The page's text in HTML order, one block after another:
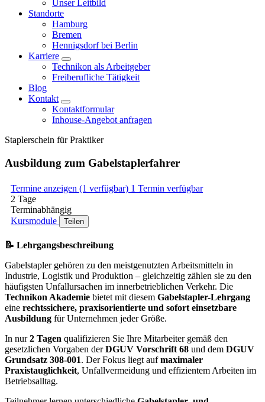
Unser Leitbild
Standorte
Hamburg
Bremen
Hennigsdorf bei Berlin
Karriere
Technikon als Arbeitgeber
Freiberufliche Tätigkeit
Blog
Kontakt
Kontaktformular
Inhouse-Angebot anfragen
Staplerschein für Praktiker
Ausbildung zum Gabelstaplerfahrer
Termine anzeigen (1 verfügbar) 1 Termin verfügbar
2 Tage
Terminabhängig
Kursmodule
Teilen
📝 Lehrgangsbeschreibung
Gabelstapler gehören zu den meistgenutzten Arbeitsmitteln in
Industrie, Logistik und Produktion – gleichzeitig zählen sie zu den
häufigsten Unfallursachen im innerbetrieblichen Verkehr. Die
Technikon Akademie bietet mit diesem Gabelstapler-Lehrgang
eine rechtssichere, praxisorientierte und sofort einsetzbare
Ausbildung für Unternehmen jeder Größe.
In nur2 Tagen qualifizieren Sie Ihre Mitarbeiter gemäß den
gesetzlichen Vorgaben derDGUV Vorschrift 68 und dem DGUV
Grundsatz 308-001. Der Fokus liegt aufmaximaler
Praxistauglichkeit, Unfallvermeidung und effizientem Arbeiten im
Betriebsalltag.